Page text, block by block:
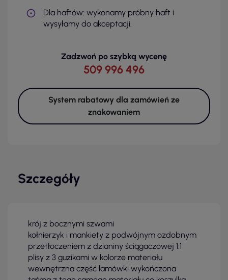
Dla haftów: wykonamy próbny haft i
wysyłamy do akceptacji.
Zadzwoń po szybką wycenę
509 996 496
System rabatowy dla zamówień ze
znakowaniem
Szczegóły
krój z bocznymi szwami
kołnierzyk i mankiety z podwójnym ozdobnym
przetłoczeniem z dzianiny ściągaczowej 1:1
plisy z 3 guzikami w kolorze materiału
wewnętrzna część lamówki wykończona